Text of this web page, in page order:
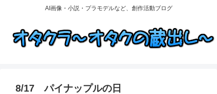
AI画像・小説・プラモデルなど、創作活動ブログ
8/17 パイナップルの日